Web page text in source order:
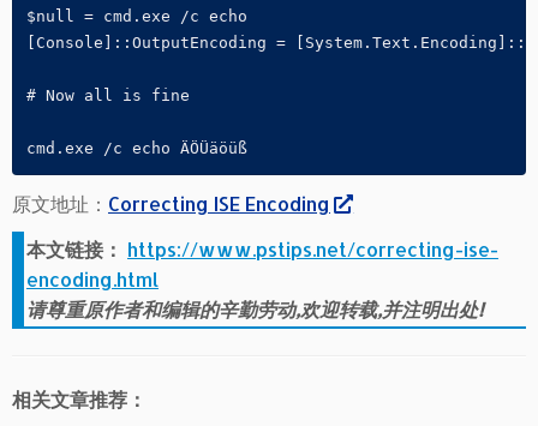
$null = cmd.exe /c echo
[Console]::OutputEncoding =
# Now all is fine
cmd.exe /c echo ÄÖÜäöüß
原文地址： Correcting ISE Encoding
本文链接： https://www.pstips.net/correcting-ise-
encoding.html
请尊重原作者和编辑的辛勤劳动,欢迎转载,并注明出处!
相关文章推荐：